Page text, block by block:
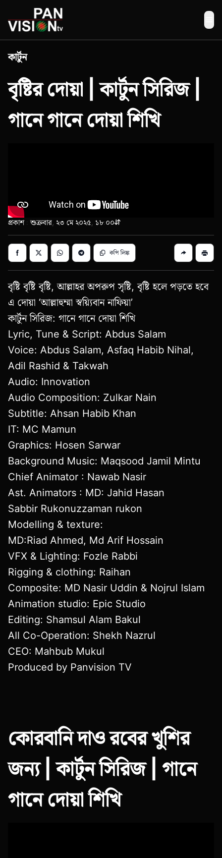
কার্টুন
বৃষ্টির দোয়া | কার্টুন সিরিজ |
গানে গানে দোয়া শিখি
প্রকাশ : শুক্রবার, ২৩ মে ২০২৫, ১৮:০০
কপি লিঙ্ক
বৃষ্টি বৃষ্টি বৃষ্টি, আল্লাহর অপরুপ সৃষ্টি, বৃষ্টি হলে পড়তে হবে
এ দোয়া ‘আল্লাহুম্মা স্বয়্যিবান নাফিয়া’
কার্টুন সিরিজ: গানে গানে দোয়া শিখি
Lyric, Tune & Script: Abdus Salam
Voice: Abdus Salam, Asfaq Habib Nihal,
Adil Rashid & Takwah
Audio: Innovation
Audio Composition: Zulkar Nain
Subtitle: Ahsan Habib Khan
IT: MC Mamun
Graphics: Hosen Sarwar
Background Music: Maqsood Jamil Mintu
Chief Animator : Nawab Nasir
Ast. Animators : MD: Jahid Hasan
Sabbir Rukonuzzaman rukon
Modelling & texture:
MD:Riad Ahmed, Md Arif Hossain
VFX & Lighting: Fozle Rabbi
Rigging & clothing: Raihan
Composite: MD Nasir Uddin & Nojrul Islam
Animation studio: Epic Studio
Editing: Shamsul Alam Bakul
All Co-Operation: Shekh Nazrul
CEO: Mahbub Mukul
Produced by Panvision TV
কোরবানি দাও রবের খুশির
জন্য | কার্টুন সিরিজ | গানে
গানে দোয়া শিখি